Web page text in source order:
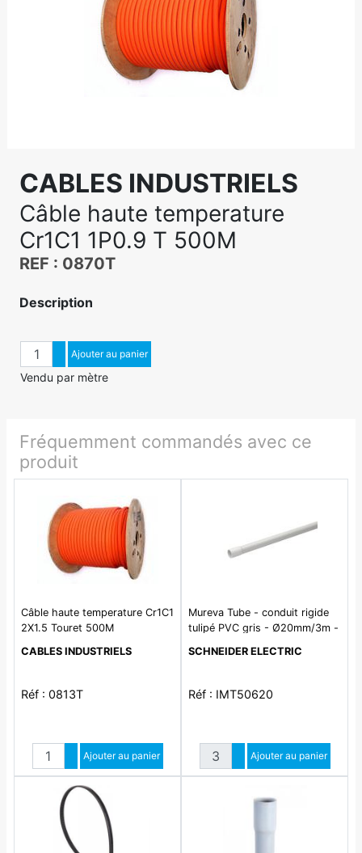
CABLES INDUSTRIELS
Câble haute temperature
Cr1C1 1P0.9 T 500M
REF : 0870T
Description
QuantitéAugmenter quantité
Diminuer quantité
Ajouter au panier
Vendu par mètre
Fréquemment commandés avec ce
produit
Câble haute temperature Cr1C1
2X1.5 Touret 500M
CABLES INDUSTRIELS
Réf : 0813T
Quantité
Augmenter quantité
Diminuer quantité
Ajouter au panier
Mureva Tube - conduit rigide
tulipé PVC gris - Ø20mm/3m -
SCHNEIDER ELECTRIC
Réf : IMT50620
Quantité
Augmenter quantité
Diminuer quantité
Ajouter au panier